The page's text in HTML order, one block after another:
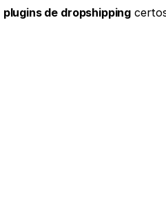
plugins de dropshipping